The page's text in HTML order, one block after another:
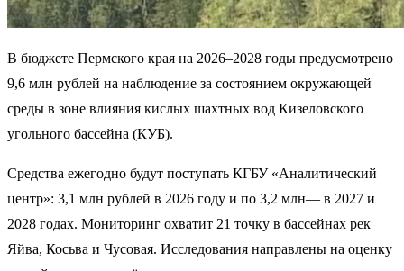
В бюджете Пермского края на 2026–2028 годы предусмотрено
9,6 млн рублей на наблюдение за состоянием окружающей
среды в зоне влияния кислых шахтных вод Кизеловского
угольного бассейна (КУБ).
Средства ежегодно будут поступать КГБУ «Аналитический
центр»: 3,1 млн рублей в 2026 году и по 3,2 млн— в 2027 и
2028 годах. Мониторинг охватит 21 точку в бассейнах рек
Яйва, Косьва и Чусовая. Исследования направлены на оценку